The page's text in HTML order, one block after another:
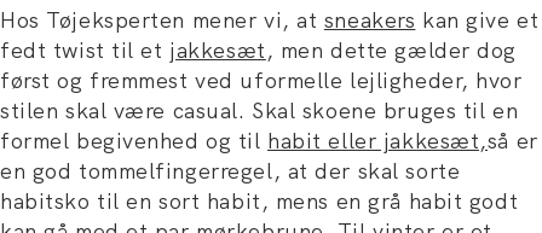
Hos Tøjeksperten mener vi, at sneakers kan give et
fedt twist til et jakkesæt, men dette gælder dog
først og fremmest ved uformelle lejligheder, hvor
stilen skal være casual. Skal skoene bruges til en
formel begivenhed og til habit eller jakkesæt,så er
en god tommelfingerregel, at der skal sorte
habitsko til en sort habit, mens en grå habit godt